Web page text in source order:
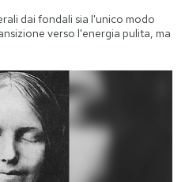
dai fondali sia l'unico modo
verso l'energia pulita, ma